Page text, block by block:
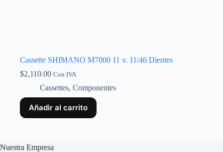
Cassette SHIMANO M7000 11 v. 11/46 Dientes
$2,110.00 Con IVA
Cassettes, Componentes
Añadir al carrito
Nuestra Empresa